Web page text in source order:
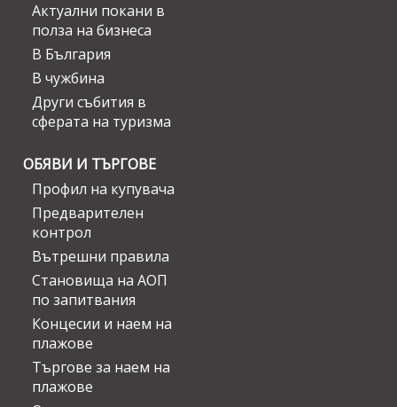
Актуални покани в
полза на бизнеса
В България
В чужбина
Други събития в
сферата на туризма
ОБЯВИ И ТЪРГОВЕ
Профил на купувача
Предварителен
контрол
Вътрешни правила
Становища на АОП
по запитвания
Концесии и наем на
плажове
Търгове за наем на
плажове